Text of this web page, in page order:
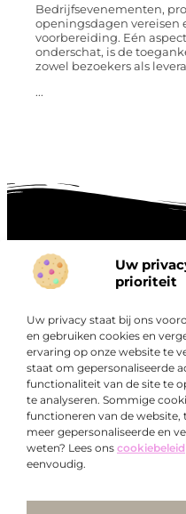
Uw
prioriteit
Uw privacy staat bij ons
en gebruiken cookies en
ervaring op onze website te
staat om gepersonaliseerde
functionaliteit van de site te
te analyseren. Sommige
functioneren van de website,
meer gepersonaliseerde en
weten? Lees ons cookiebeleid
eenvoudig.
Bedrijfsevenementen,
openingsdagen vereisen
voorbereiding. Eén
onderschat, is de
zowel bezoekers als
...
Over
Bedrijf
“Ontdek een wereld van
je zowel inspireren als
Bij Exclusiefbedrijf.nl draait
kwalitatieve inzichten en
verrijken en je uitdagen
Onze informatie